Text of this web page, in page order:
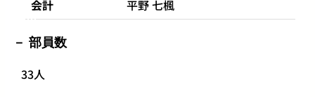
会計
平野 七楓
部員数
33人